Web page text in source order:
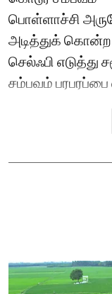
பொள்ளாச்சி
அடித்துக்
செல்ஃபி எடுத்து
சம்பவம் பரபரப்பை